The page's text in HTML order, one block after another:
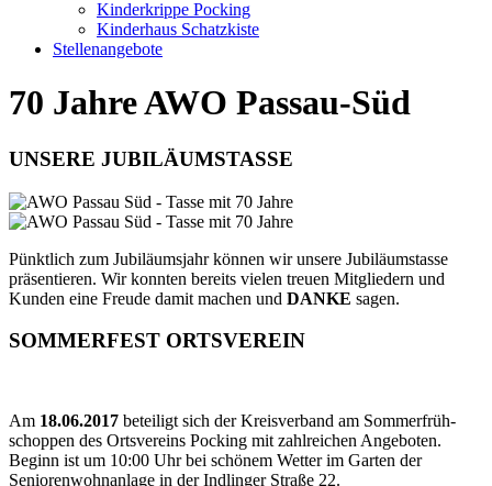
Kinderkrippe Pocking
Kinderhaus Schatzkiste
Stellenangebote
70 Jahre AWO Passau-Süd
UNSERE JUBILÄUMSTASSE
Pünktlich zum Jubiläumsjahr können wir unsere Jubiläumstasse
präsentieren. Wir konnten bereits vielen treuen Mit­glie­dern und
Kunden eine Freude damit machen und DANKE sagen.
SOMMERFEST ORTSVEREIN
Am 18.06.2017 beteiligt sich der Kreis­ver­band am Sommer­früh­
schoppen des Orts­vereins Pocking mit zahl­reichen Ange­boten.
Beginn ist um 10:00 Uhr bei schönem Wetter im Garten der
Senioren­wohnanlage in der Indlinger Straße 22.